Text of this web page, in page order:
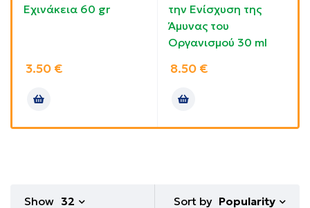
Εχινάκεια 60 gr
3.50 €
την Ενίσχυση της
Άμυνας του
Οργανισμού 30 ml
8.50 €
Sort by Popularity
Show 32